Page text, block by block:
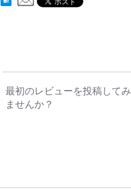
最初のレビューを投稿してみ
ませんか？